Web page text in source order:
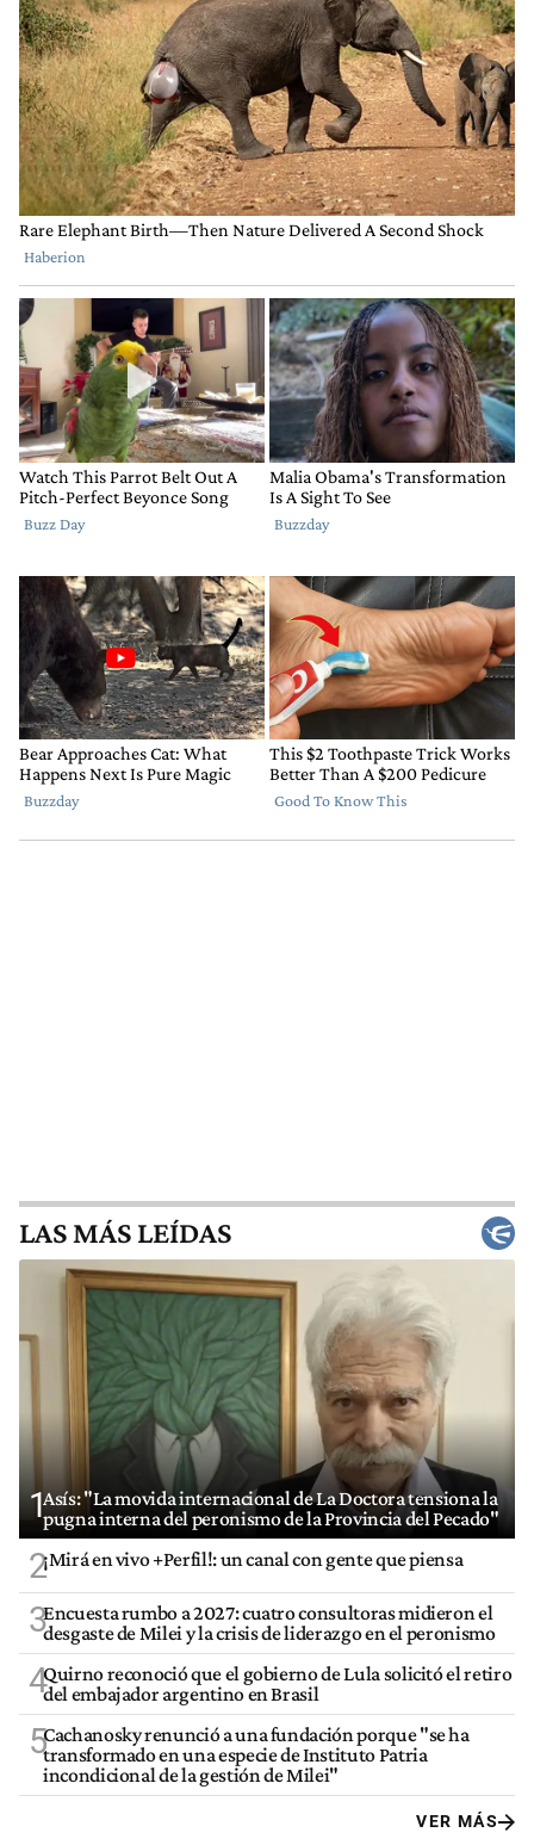
LAS MÁS LEÍDAS
1Asís: "La movida internacional de La Doctora tensiona la
pugna interna del peronismo de la Provincia del Pecado"
2¡Mirá en vivo +Perfil!: un canal con gente que piensa
3Encuesta rumbo a 2027: cuatro consultoras midieron el
desgaste de Milei y la crisis de liderazgo en el peronismo
4Quirno reconoció que el gobierno de Lula solicitó el retiro
del embajador argentino en Brasil
5Cachanosky renunció a una fundación porque "se ha
transformado en una especie de Instituto Patria
incondicional de la gestión de Milei"
VER MÁS